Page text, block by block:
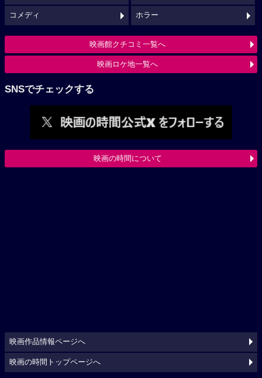
コメディ ホラー
映画館クチコミ一覧へ
映画ロケ地一覧へ
SNSでチェックする
映画の時間について
映画作品情報ページへ
映画の時間トップページへ